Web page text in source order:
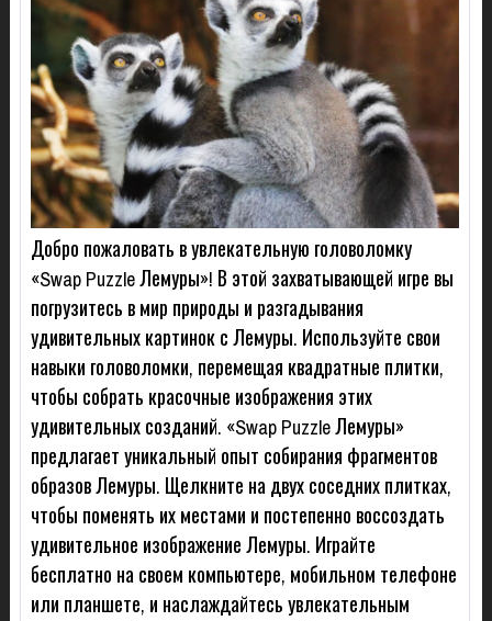
Добро пожаловать в увлекательную головоломку
«Swap Puzzle Лемуры»! В этой захватывающей игре вы
погрузитесь в мир природы и разгадывания
удивительных картинок с Лемуры. Используйте свои
навыки головоломки, перемещая квадратные плитки,
чтобы собрать красочные изображения этих
удивительных созданий. «Swap Puzzle Лемуры»
предлагает уникальный опыт собирания фрагментов
образов Лемуры. Щелкните на двух соседних плитках,
чтобы поменять их местами и постепенно воссоздать
удивительное изображение Лемуры. Играйте
бесплатно на своем компьютере, мобильном телефоне
или планшете, и наслаждайтесь увлекательным